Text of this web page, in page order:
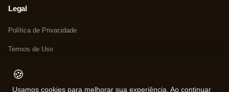
Legal
Política de Privacidade
Termos de Uso
Política de Cookies
🍪
Usamos cookies para melhorar sua experiência. Ao continuar